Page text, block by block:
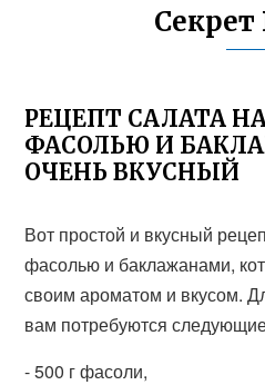
Секрет
РЕЦЕПТ САЛАТА
ФАСОЛЬЮ И
ОЧЕНЬ ВКУСНЫЙ
Вот простой и вкусный
фасолью и баклажанами,
своим ароматом и вкусом.
вам потребуются
- 500 г фасоли,